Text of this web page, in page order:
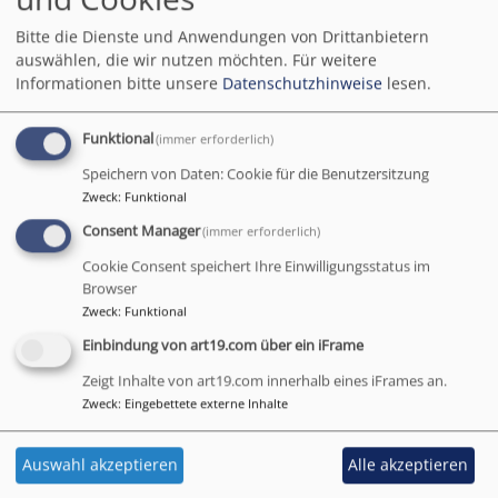
Diese App soll helfen,
dass Sie schnell, aktuell und unkompliziert und mobil
Informationen zu Veranstaltungen, Gottesdiensten,
etc. bekommen können. Mittlerweile sind bei
„churchpool“ schon viele Kirchengemeinden
registriert und auch Altdorf ist vertreten.
Sie können sich die App kostenlos auf Ihr Smartphone
herunterladen und können dann der Kirchengemeinde
„beitreten“. So bekommen Sie regelmäßig
Benachrichtigungen, wenn wieder neue Elemente (z.B.
Gottesdienste, Gruppen etc.) hochgeladen wurden.
Wer mag, kann über die App auch kommunizieren
(Chat). Je mehr Menschen diese App herunterladen
und beitreten, desto größer ist natürlich auch unsere
Reichweite als Kirchengemeinde. Deshalb wäre es
schön, wenn Sie sich uns auf „churchpool“ anschließen.
Bitte die Dienste und Anwendungen von Drittanbietern
auswählen, die wir nutzen möchten. Für weitere
Informationen bitte unsere Datenschutzhinweise lesen.
Funktional(immer erforderlich)
Speichern von Daten: Cookie für die Benutzersitzung
Zweck: Funktional
Consent Manager(immer erforderlich)
Cookie Consent speichert Ihre Einwilligungsstatus im
Browser
Zweck: Funktional
Einbindung von art19.com über ein iFrame
Zeigt Inhalte von art19.com innerhalb eines iFrames an.
Zweck: Eingebettete externe Inhalte
Auswahl akzeptieren Alle akzeptieren